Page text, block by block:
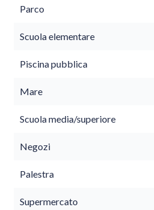
Parco
Scuola elementare
Piscina pubblica
Mare
Scuola media/superiore
Negozi
Palestra
Supermercato